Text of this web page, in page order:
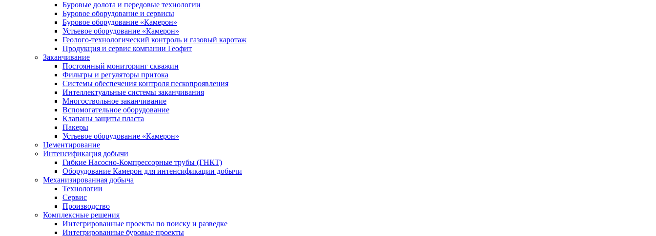
Буровые долота и передовые технологии
Буровое оборудование и сервисы
Буровое оборудование «Камерон»
Устьевое оборудование «Камерон»
Геолого-технологический контроль и газовый каротаж
Продукция и сервис компании Геофит
Заканчивание
Постоянный мониторинг скважин
Фильтры и регуляторы притока
Cистемы обеспечения контроля пескопроявления
Интеллектуальные системы заканчивания
Многоствольное заканчивание
Вспомогательное оборудование
Клапаны защиты пласта
Пакеры
Устьевое оборудование «Камерон»
Цементирование
Интенсификация добычи
Гибкие Насосно-Компрессорные трубы (ГНКТ)
Оборудование Камерон для интенсификации добычи
Механизированная добыча
Технологии
Сервис
Производство
Комплексные решения
Интегрированные проекты по поиску и разведке
Интегрированные буровые проекты